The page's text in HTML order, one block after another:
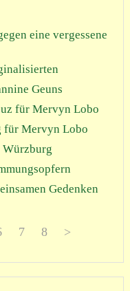
eine vergessene
Geuns
für Mervyn Lobo
für Mervyn Lobo
Würzburg
Gedenken
7 8 >